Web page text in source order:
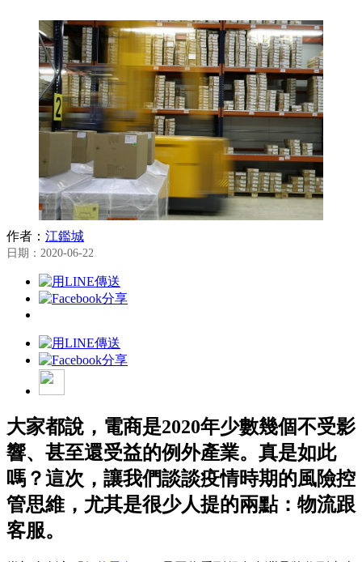
作者： 江鑑城
日期：2020-06-22
大家都說，電商是2020年少數幾個不受影
響、甚至還受益的例外產業。真是如此
嗎？這次，讓我們談談疫情時期的風險控
管思維，尤其是很少人提的兩點：物流跟
客服。